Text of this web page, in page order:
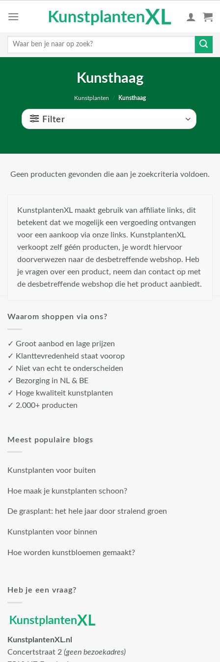
Zoeken
Kunsthaag
Kunstplanten / Kunsthaag
Filter
Geen producten gevonden die aan je zoekcriteria voldoen.
KunstplantenXL maakt gebruik van affiliate links, dit
betekent dat we mogelijk een vergoeding ontvangen
voor een aankoop via onze links. KunstplantenXL
verkoopt zelf géén producten, je wordt hiervoor
doorverwezen naar de desbetreffende webshop. Heb
je vragen over een product, neem dan contact op met
de desbetreffende webshop die het product aanbiedt.
Waarom shoppen via ons?
✓ Groot aanbod en lage prijzen
✓ Klanttevredenheid staat voorop
✓ Niet van echt te onderscheiden
✓ Bezorging in NL & BE
✓ Hoge kwaliteit kunstplanten
✓ 2.000+ producten
Meest populaire blogs
Kunstplanten voor buiten
Hoe maak je kunstplanten schoon?
De grasplant: het hele jaar door stralend groen
Kunstplanten voor binnen
Hoe worden kunstbloemen gemaakt?
Heb je een vraag?
KunstplantenXL.nl
Concertstraat 2 (geen bezoekadres)